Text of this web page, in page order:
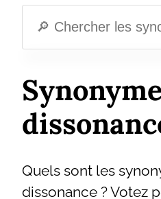
Quels sont les
dissonance ? Votez